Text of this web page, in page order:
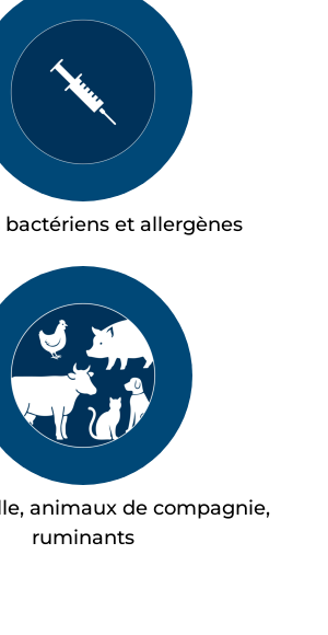
bactériens et allergènes
animaux de compagnie,
ruminants